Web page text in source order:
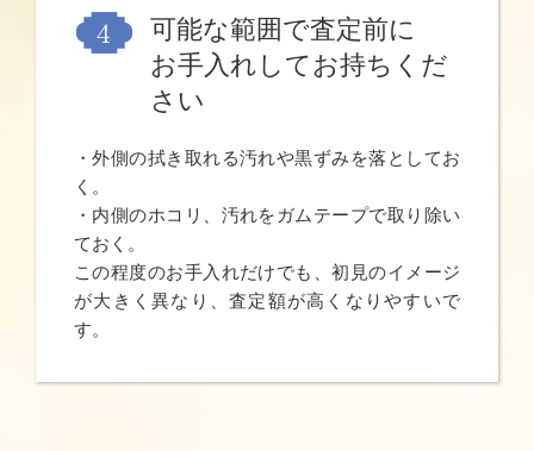
可能な範囲で査定前に
お手入れしてお持ちくだ
さい
・外側の拭き取れる汚れや黒ずみを落としてお
く。
・内側のホコリ、汚れをガムテープで取り除い
ておく。
この程度のお手入れだけでも、初見のイメージ
が大きく異なり、査定額が高くなりやすいで
す。